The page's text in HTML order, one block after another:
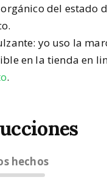
del estado
yo uso la
en la tienda en
.
hechos